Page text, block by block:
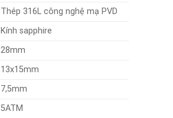
Thép 316L công nghệ mạ PVD
Kính sapphire
28mm
13x15mm
7,5mm
5ATM